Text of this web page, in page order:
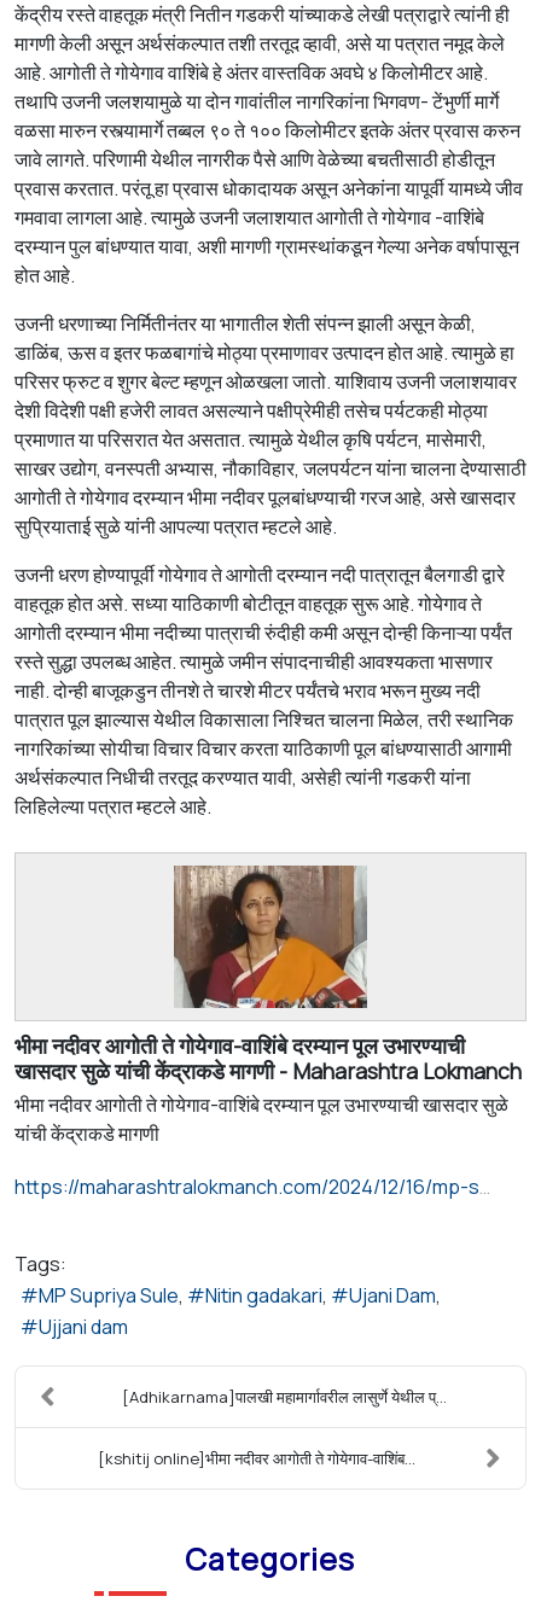
केंद्रीय रस्ते वाहतूक मंत्री नितीन गडकरी यांच्याकडे लेखी पत्राद्वारे त्यांनी ही
मागणी केली असून अर्थसंकल्पात तशी तरतूद व्हावी, असे या पत्रात नमूद केले
आहे. आगोती ते गोयेगाव वाशिंबे हे अंतर वास्तविक अवघे ४ किलोमीटर आहे.
तथापि उजनी जलशयामुळे या दोन गावांतील नागरिकांना भिगवण- टेंभुर्णी मार्गे
वळसा मारुन रस्त्यामार्गे तब्बल ९० ते १०० किलोमीटर इतके अंतर प्रवास करुन
जावे लागते. परिणामी येथील नागरीक पैसे आणि वेळेच्या बचतीसाठी होडीतून
प्रवास करतात. परंतू हा प्रवास धोकादायक असून अनेकांना यापूर्वी यामध्ये जीव
गमवावा लागला आहे. त्यामुळे उजनी जलाशयात आगोती ते गोयेगाव -वाशिंबे
दरम्यान पुल बांधण्यात यावा, अशी मागणी ग्रामस्थांकडून गेल्या अनेक वर्षापासून
होत आहे.
उजनी धरणाच्या निर्मितीनंतर या भागातील शेती संपन्न झाली असून केळी,
डाळिंब, ऊस व इतर फळबागांचे मोठ्या प्रमाणावर उत्पादन होत आहे. त्यामुळे हा
परिसर फ्रुट व शुगर बेल्ट म्हणून ओळखला जातो. याशिवाय उजनी जलाशयावर
देशी विदेशी पक्षी हजेरी लावत असल्याने पक्षीप्रेमीही तसेच पर्यटकही मोठ्या
प्रमाणात या परिसरात येत असतात. त्यामुळे येथील कृषि पर्यटन, मासेमारी,
साखर उद्योग, वनस्पती अभ्यास, नौकाविहार, जलपर्यटन यांना चालना देण्यासाठी
आगोती ते गोयेगाव दरम्यान भीमा नदीवर पूलबांधण्याची गरज आहे, असे खासदार
सुप्रियाताई सुळे यांनी आपल्या पत्रात म्हटले आहे.
उजनी धरण होण्यापूर्वी गोयेगाव ते आगोती दरम्यान नदी पात्रातून बैलगाडी द्वारे
वाहतूक होत असे. सध्या याठिकाणी बोटीतून वाहतूक सुरू आहे. गोयेगाव ते
आगोती दरम्यान भीमा नदीच्या पात्राची रुंदीही कमी असून दोन्ही किनाऱ्या पर्यंत
रस्ते सुद्धा उपलब्ध आहेत. त्यामुळे जमीन संपादनाचीही आवश्यकता भासणार
नाही. दोन्ही बाजूकडुन तीनशे ते चारशे मीटर पर्यंतचे भराव भरून मुख्य नदी
पात्रात पूल झाल्यास येथील विकासाला निश्चित चालना मिळेल, तरी स्थानिक
नागरिकांच्या सोयीचा विचार विचार करता याठिकाणी पूल बांधण्यासाठी आगामी
अर्थसंकल्पात निधीची तरतूद करण्यात यावी, असेही त्यांनी गडकरी यांना
लिहिलेल्या पत्रात म्हटले आहे.
भीमा नदीवर आगोती ते गोयेगाव-वाशिंबे दरम्यान पूल उभारण्याची
खासदार सुळे यांची केंद्राकडे मागणी - Maharashtra Lokmanch
भीमा नदीवर आगोती ते गोयेगाव-वाशिंबे दरम्यान पूल उभारण्याची खासदार सुळे
यांची केंद्राकडे मागणी
https://maharashtralokmanch.com/2024/12/16/mp-sules-request-to-the-center-to-build-a-bridge-between-agoti-and-goyegaon-washimbe-over-bhima-river/
Tags:
MP Supriya Sule
Nitin gadakari
Ujani Dam
Ujjani dam
[Adhikarnama]पालखी महामार्गावरील लासुर्णे येथील प्...
[kshitij online]भीमा नदीवर आगोती ते गोयेगाव-वाशिंब...
Categories